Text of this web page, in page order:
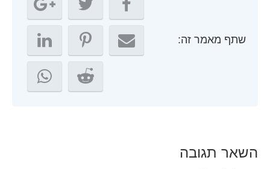
שתף מאמר זה:
השאר תגובה